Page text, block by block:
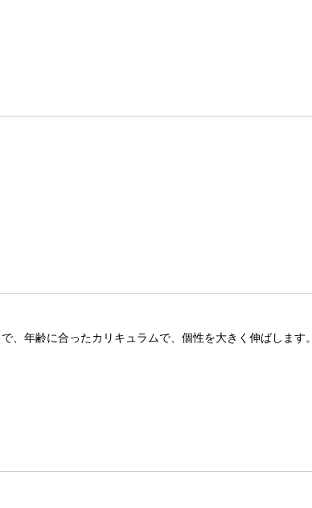
、年齢に合ったカリキュラムで、個性を大きく伸ばします。